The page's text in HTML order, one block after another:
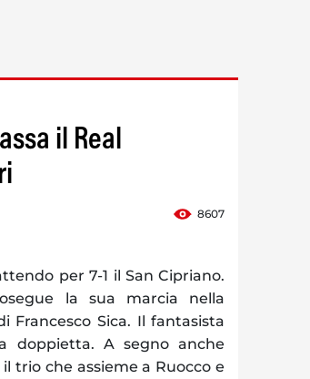
il Real
8607
per 7-1 il San Cipriano.
la sua marcia nella
Francesco Sica. Il fantasista
doppietta. A segno anche
trio che assieme a Ruocco e